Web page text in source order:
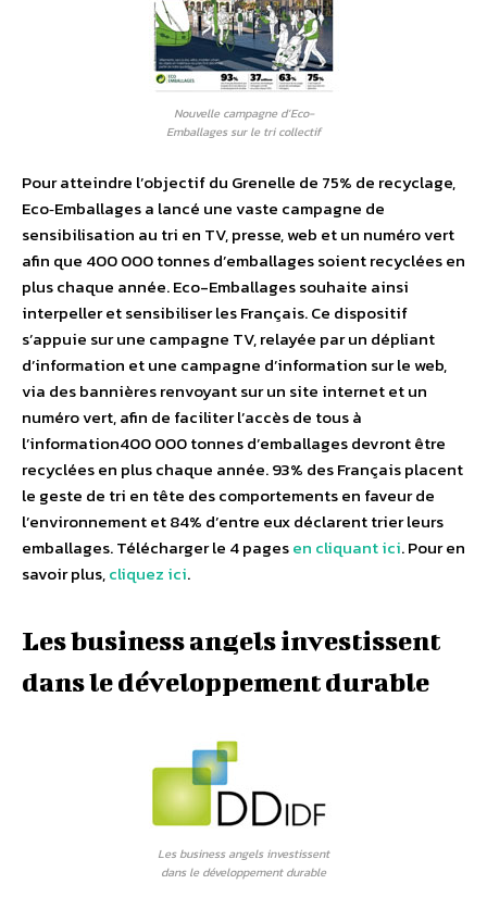
Nouvelle campagne d’Eco-
Emballages sur le tri collectif
Pour atteindre l’objectif du Grenelle de 75% de recyclage,
Eco‐Emballages a lancé une vaste campagne de
sensibilisation au tri en TV, presse, web et un numéro vert
afin que 400 000 tonnes d’emballages soient recyclées en
plus chaque année. Eco-Emballages souhaite ainsi
interpeller et sensibiliser les Français. Ce dispositif
s’appuie sur une campagne TV, relayée par un dépliant
d’information et une campagne d’information sur le web,
via des bannières renvoyant sur un site internet et un
numéro vert, afin de faciliter l’accès de tous à
l’information400 000 tonnes d’emballages devront être
recyclées en plus chaque année. 93% des Français placent
le geste de tri en tête des comportements en faveur de
l’environnement et 84% d’entre eux déclarent trier leurs
emballages. Télécharger le 4 pagesen cliquant ici. Pour en
savoir plus,cliquez ici.
Les business angels investissent
dans le développement durable
Les business angels investissent
dans le développement durable